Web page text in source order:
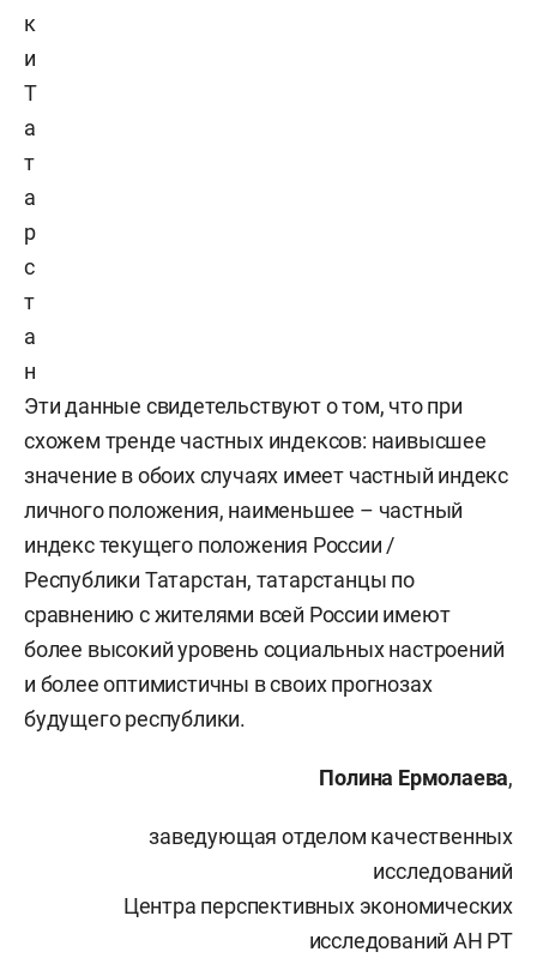
к
и
Т
а
т
а
р
с
т
а
н
Эти данные свидетельствуют о том, что при
схожем тренде частных индексов: наивысшее
значение в обоих случаях имеет частный индекс
личного положения, наименьшее – частный
индекс текущего положения России /
Республики Татарстан, татарстанцы по
сравнению с жителями всей России имеют
более высокий уровень социальных настроений
и более оптимистичны в своих прогнозах
будущего республики.
Полина Ермолаева,
заведующая отделом качественных
исследований
Центра перспективных экономических
исследований АН РТ